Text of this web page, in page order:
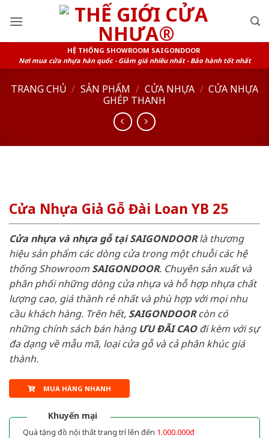
HỆ THỐNG SHOWROOM SAIGONDOOR
Nơi mua cửa nhựa hàn quốc - Giảm giá nhiều nhất - Bảo hành tốt nhất
TRANG CHỦ / SẢN PHẨM / CỬA NHỰA / CỬA NHỰA
GHÉP THANH
Cửa Nhựa Giả Gỗ Đài Loan YB 25
Cửa nhựa và nhựa gỗ tại SAIGONDOORlà thương
hiệu sản phẩm các dòng cửa trong một chuỗi các hệ
thống ShowroomSAIGONDOOR. Chuyên sản xuất và
phân phối những dòng cửa nhựa và hỗ hợp nhựa chất
lượng cao, giá thành rẻ nhất và phù hợp với mọi nhu
cầu khách hàng. Trên hết, SAIGONDOORcòn có
những chính sách bán hàng ƯU ĐÃI CAOđi kèm với sự
đa dạng về mẫu mã, loại cửa gỗ và cả phân khúc giá
thành.
MUA HÀNG NHANH
Khuyến mại
Quà tặng đồ nội thất trang trí lên đến 1.000.000đ